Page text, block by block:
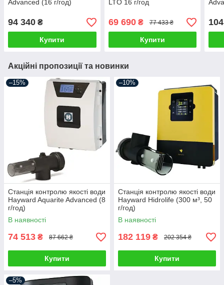
Advanced (16 г/год)
94 340 ₴
Купити
LTO 16 г/год
69 690₴ 77 433 ₴
Купити
Акційні пропозиції та новинки
–15%
Станція контролю якості води
Hayward Aquarite Advanced (8
г/год)
В наявності
74 513 ₴ 87 662 ₴
Купити
–10%
Станція контролю якості води
Hayward Hidrolife (300 м³, 50
г/год)
В наявності
182 119 ₴ 202 354 ₴
Купити
–5%